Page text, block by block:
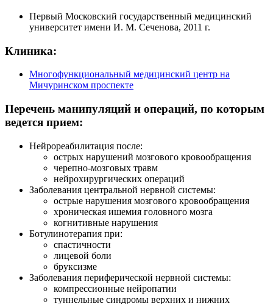
Первый Московский государственный медицинский
университет имени И. М. Сеченова, 2011 г.
Клиника:
Многофункциональный медицинский центр на
Мичуринском проспекте
Перечень манипуляций и операций, по которым
ведется прием:
Нейрореабилитация после:
острых нарушений мозгового кровообращения
черепно-мозговых травм
нейрохирургических операций
Заболевания центральной нервной системы:
острые нарушения мозгового кровообращения
хроническая ишемия головного мозга
когнитивные нарушения
Ботулинотерапия при:
спастичности
лицевой боли
бруксизме
Заболевания периферической нервной системы:
компрессионные нейропатии
туннельные синдромы верхних и нижних